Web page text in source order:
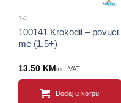
1-3
100141 Krokodil – povuci
me (1.5+)
13.50 KM inc. VAT
Dodaj u korpu